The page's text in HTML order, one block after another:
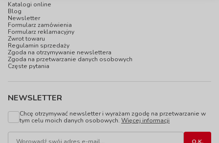
Katalogi online
Blog
Newsletter
Formularz zamówienia
Formularz reklamacyjny
Zwrot towaru
Regulamin sprzedaży
Zgoda na otrzymywanie newslettera
Zgoda na przetwarzanie danych osobowych
Częste pytania
NEWSLETTER
Chcę otrzymywać newsletter i wyrażam zgodę na przetwarzanie w
tym celu moich danych osobowych. Więcej informacji